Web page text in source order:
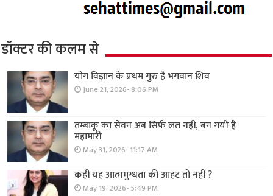
डॉक्टर की कलम से
योग विज्ञान के प्रथम गुरु हैं भगवान शिव
June 21, 2026- 8:06 PM
तम्बाकू का सेवन अब सिर्फ लत नहीं, बन गयी है
महामारी
May 31, 2026- 11:17 AM
कहीं यह आत्ममुग्धता की आहट तो नहीं ?
May 19, 2026- 5:49 PM